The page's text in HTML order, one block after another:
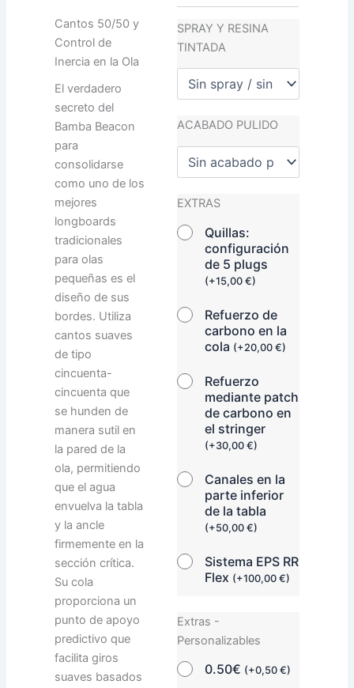
SPRAY Y RESINA
TINTADA
ACABADO PULIDO
EXTRAS
Quillas:
configuración
de 5 plugs
(+15,00€)
Refuerzo de
carbono en la
cola (+20,00€)
Refuerzo
mediante patch
de carbono en
el stringer
(+30,00€)
Canales en la
parte inferior
de la tabla
(+50,00€)
Sistema EPS RR
Flex (+100,00€)
Extras -
Personalizables
0.50€ (+0,50€)
Cantos 50/50 y
Control de
Inercia en la Ola
El verdadero
secreto del
Bamba Beacon
para
consolidarse
como uno de los
mejores
longboards
tradicionales
para olas
pequeñas es el
diseño de sus
bordes. Utiliza
cantos suaves
de tipo
cincuenta-
cincuenta que
se hunden de
manera sutil en
la pared de la
ola, permitiendo
que el agua
envuelva la tabla
y la ancle
firmemente en la
sección crítica.
Su cola
proporciona un
punto de apoyo
predictivo que
facilita giros
suaves basados